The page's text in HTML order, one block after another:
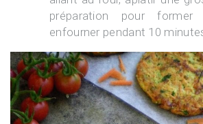
préparation pour
enfourner pendant 10